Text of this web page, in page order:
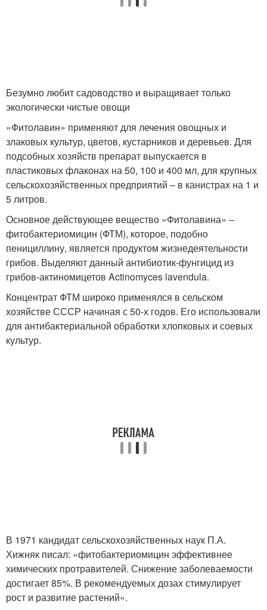
Безумно любит садоводство и выращивает только
экологически чистые овощи
«Фитолавин» применяют для лечения овощных и
злаковых культур, цветов, кустарников и деревьев. Для
подсобных хозяйств препарат выпускается в
пластиковых флаконах на 50, 100 и 400 мл, для крупных
сельскохозяйственных предприятий – в канистрах на 1 и
5 литров.
Основное действующее вещество «Фитолавина» –
фитобактериомицин (ФТМ), которое, подобно
пенициллину, является продуктом жизнедеятельности
грибов. Выделяют данный антибиотик-фунгицид из
грибов-актиномицетов Actinomyces lavendula.
Концентрат ФТМ широко применялся в сельском
хозяйстве СССР начиная с 50-х годов. Его использовали
для антибактериальной обработки хлопковых и соевых
культур.
В 1971 кандидат сельскохозяйственных наук П.А.
Хижняк писал: «фитобактериомицин эффективнее
химических протравителей. Снижение заболеваемости
достигает 85%. В рекомендуемых дозах стимулирует
рост и развитие растений».